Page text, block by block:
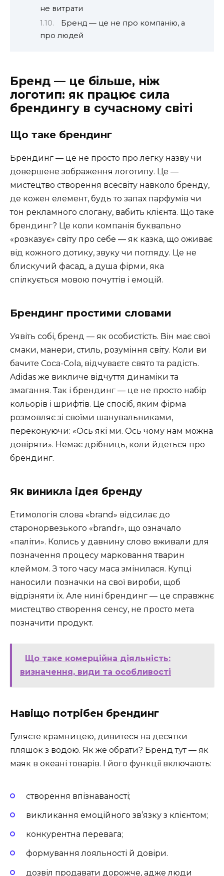
не витрати
Бренд — це не про компанію, а
про людей
Бренд — це більше, ніж
логотип: як працює сила
брендингу в сучасному світі
Що таке брендинг
Брендинг — це не просто про легку назву чи
довершене зображення логотипу. Це —
мистецтво створення всесвіту навколо бренду,
де кожен елемент, будь то запах парфумів чи
тон рекламного слогану, вабить клієнта. Що таке
брендинг? Це коли компанія буквально
«розказує» світу про себе — як казка, що оживає
від кожного дотику, звуку чи погляду. Це не
блискучий фасад, а душа фірми, яка
спілкується мовою почуттів і емоцій.
Брендинг простими словами
Уявіть собі, бренд — як особистість. Він має свої
смаки, манери, стиль, розуміння світу. Коли ви
бачите Coca-Cola, відчуваєте свято та радість.
Adidas же викличе відчуття динаміки та
змагання. Так і брендинг — це не просто набір
кольорів і шрифтів. Це спосіб, яким фірма
розмовляє зі своїми шанувальниками,
переконуючи: «Ось які ми. Ось чому нам можна
довіряти». Немає дрібниць, коли йдеться про
брендинг.
Як виникла ідея бренду
Етимологія слова «brand» відсилає до
старонорвезького «brandr», що означало
«паліти». Колись у давнину слово вживали для
позначення процесу марковання тварин
клеймом. З того часу маса змінилася. Купці
наносили позначки на свої вироби, щоб
відрізняти їх. Але нині брендинг — це справжнє
мистецтво створення сенсу, не просто мета
позначити продукт.
Що таке комерційна діяльність:
визначення, види та особливості
Навіщо потрібен брендинг
Гуляєте крамницею, дивитеся на десятки
пляшок з водою. Як же обрати? Бренд тут — як
маяк в океані товарів. І його функції включають:
створення впізнаваності;
викликання емоційного зв’язку з клієнтом;
конкурентна перевага;
формування лояльності й довіри.
дозвіл продавати дорожче, адже люди